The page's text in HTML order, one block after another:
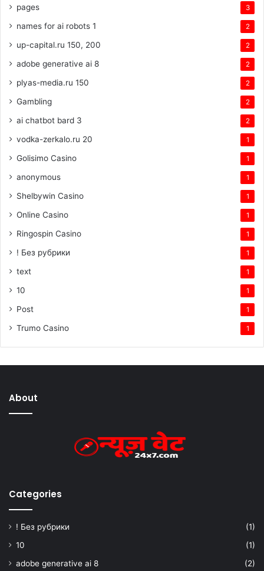
pages 3
names for ai robots 1 2
up-capital.ru 150, 200 2
adobe generative ai 8 2
plyas-media.ru 150 2
Gambling 2
ai chatbot bard 3 2
vodka-zerkalo.ru 20 1
Golisimo Casino 1
anonymous 1
Shelbywin Casino 1
Online Casino 1
Ringospin Casino 1
! Без рубрики 1
text 1
10 1
Post 1
Trumo Casino 1
About
Categories
! Без рубрики
(1)
10
(1)
adobe generative ai 8
(2)